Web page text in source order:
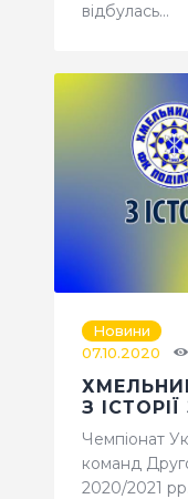
відбулась…
Новини
07.10.2020
З
Чемпіонат
команд
2020/2021